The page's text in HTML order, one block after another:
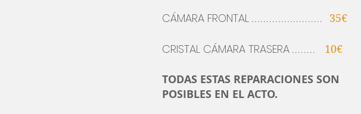
CÁMARA FRONTAL ........................ 35€
CRISTAL CÁMARA TRASERA ........ 10€
TODAS ESTAS REPARACIONES SON
POSIBLES EN EL ACTO.